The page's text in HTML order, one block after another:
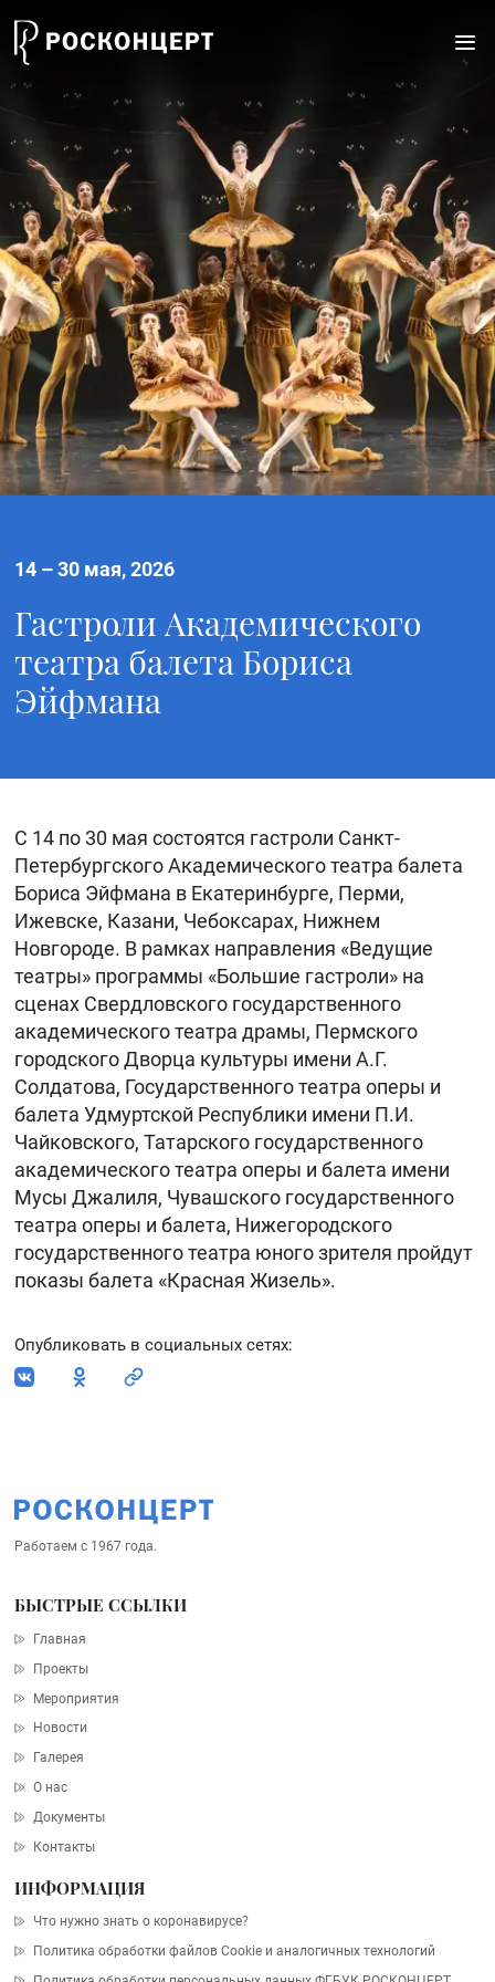
14 –30 мая, 2026
Гастроли Академического
театра балета Бориса
Эйфмана
С 14 по 30 мая состоятся гастроли Санкт-
Петербургского Академического театра балета
Бориса Эйфмана в Екатеринбурге, Перми,
Ижевске, Казани, Чебоксарах, Нижнем
Новгороде. В рамках направления «Ведущие
театры» программы «Большие гастроли» на
сценах Свердловского государственного
академического театра драмы, Пермского
городского Дворца культуры имени А.Г.
Солдатова, Государственного театра оперы и
балета Удмуртской Республики имени П.И.
Чайковского, Татарского государственного
академического театра оперы и балета имени
Мусы Джалиля, Чувашского государственного
театра оперы и балета, Нижегородского
государственного театра юного зрителя пройдут
показы балета «Красная Жизель».
Опубликовать в социальных сетях:
Работаем с 1967 года.
БЫСТРЫЕ ССЫЛКИ
Главная
Проекты
Мероприятия
Новости
Галерея
О нас
Документы
Контакты
ИНФОРМАЦИЯ
Что нужно знать о коронавирусе?
Политика обработки файлов Cookie и аналогичных технологий